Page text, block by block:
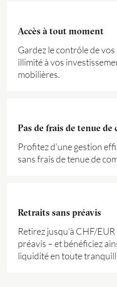
Accès à tout moment
Gardez le contrôle de vos
illimité à vos
mobilières.
Pas de frais de tenue de
Profitez d’une gestion
sans frais de tenue de
Retraits sans préavis
Retirez jusqu’à CHF/
préavis – et bénéficiez
liquidité en toute